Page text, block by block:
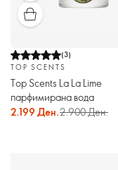
(3)
TOP SCENTS
Top Scents La La Lime
парфимирана вода
2.199 Ден.2.900 Ден.